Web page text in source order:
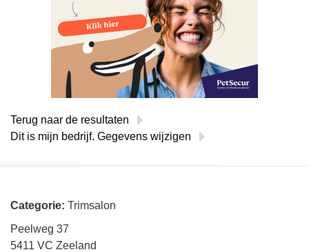
Terug naar de resultaten
Dit is mijn bedrijf. Gegevens wijzigen
Categorie: Trimsalon
Peelweg 37
5411 VC Zeeland